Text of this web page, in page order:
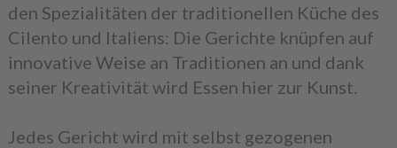
den Spezialitäten der traditionellen Küche des
Cilento und Italiens: Die Gerichte knüpfen auf
innovative Weise an Traditionen an und dank
seiner Kreativität wird Essen hier zur Kunst.
Jedes Gericht wird mit selbst gezogenen